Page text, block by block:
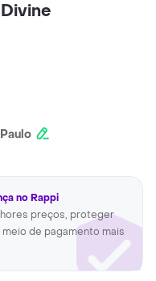
no Rappi
preços, proteger
de pagamento mais